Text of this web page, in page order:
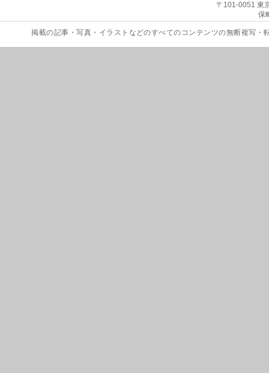
〒101-0051 東
保
掲載の記事・写真・イラストなどのすべてのコンテンツの無断複